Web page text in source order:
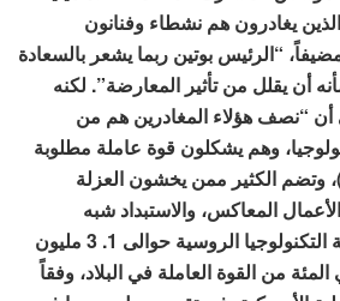
يغادرون هم نشطاء وفنانون
“الرئيس بوتين ربما يشعر بالسعادة
أن يقلل من تأثير المعارضة”. لكنه
أن “نصف هؤلاء المغادرين هم من
وهم يشكلون قوة عاملة مطلوبة
وتضم الكثير ممن يخشون العزلة
المعاكس، والاستبداد شبه
الكامل”. وتوظف صناعة التكنولوجيا الروسية حوالى 1. 3 مليون
أو نسبة 1. 7 في المئة من القوة العاملة في البلاد، وفقاً